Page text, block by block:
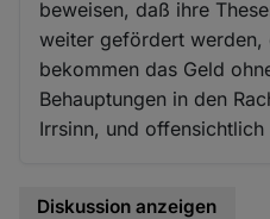
beweisen, daß ihre
weiter gefördert werden,
bekommen das Geld
Behauptungen in den
Irrsinn, und
Diskussion anzeigen